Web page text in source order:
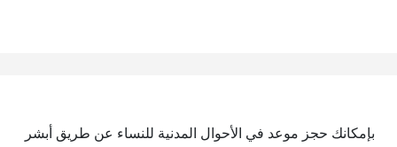
بإمكانك حجز موعد في الأحوال المدنية للنساء عن طريق أبشر